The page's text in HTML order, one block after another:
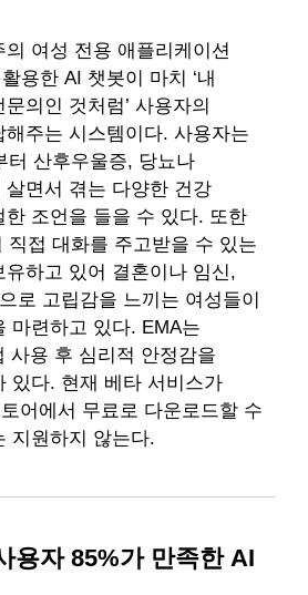
여성 전용 애플리케이션
용한 AI 챗봇이 마치 ‘내
의인 것처럼’ 사용자의
주는 시스템이다. 사용자는
터 산후우울증, 당뇨나
살면서 겪는 다양한 건강
한 조언을 들을 수 있다. 또한
직접 대화를 주고받을 수 있는
하고 있어 결혼이나 임신,
로 고립감을 느끼는 여성들이
마련하고 있다. EMA는
사용 후 심리적 안정감을
있다. 현재 베타 서비스가
어에서 무료로 다운로드할 수
지원하지 않는다.
용자 85%가 만족한 AI